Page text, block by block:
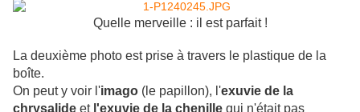
Quelle merveille : il est parfait !
La deuxième photo est prise à travers le plastique de la
boîte.
On peut y voir l'imago (le papillon), l'exuvie de la
chrysalide et l'exuvie de la chenille qui n'était pas